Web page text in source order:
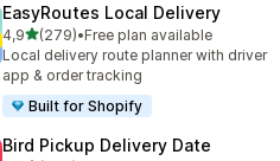
EasyRoutes Local Delivery
4,9av 5 stjerner
(279)
Totalt 279 omtaler
•Free plan available
Local delivery route planner with driver
app & order tracking
Built for Shopify
Bird Pickup Delivery Date